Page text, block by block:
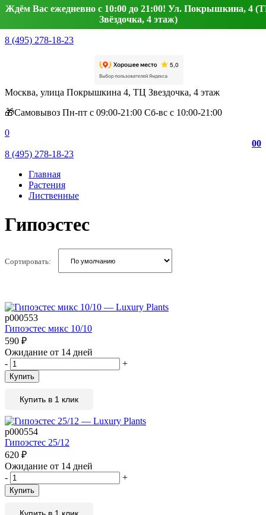
Ждём Вас ежедневно с 10:00 до 21:00! Ул. Покрышкина, 4
Звёздочка, 4 этаж)
8 (495) 278-18-23
Москва, улица Покрышкина 4, ТЦ Звездочка, 4 этаж
🎁Самовывоз Пн-пт с 09:00-21:00 Сб-вс с 10:00-21:00
0
00
8 (495) 278-18-23
Главная
Растения
Лиственные
Гипоэстес
Сортировать:
р000553
Гипоэстес микс 10/10
590 ₽
Ожидание от 14 дней
-
+
Купить
Купить в 1 клик
р000554
Гипоэстес 25/12
620 ₽
Ожидание от 14 дней
-
+
Купить